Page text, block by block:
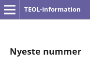
TEOL-information
Nyeste nummer